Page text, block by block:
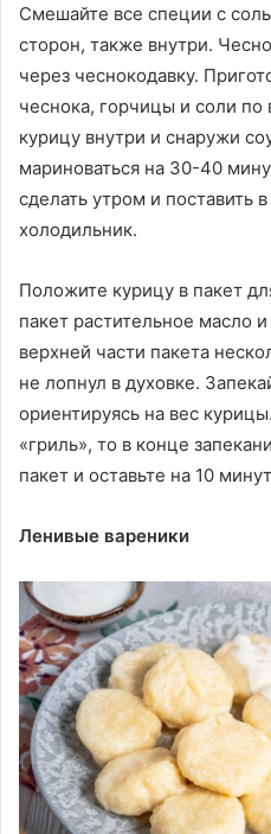
Смешайте все специи с
сторон, также внутри.
через чеснокодавку.
чеснока, горчицы и соли по
курицу внутри и снаружи
мариноваться на 30-40
сделать утром и поставить
холодильник.
Положите курицу в пакет
пакет растительное масло
верхней части пакета
не лопнул в духовке.
ориентируясь на вес
«гриль», то в конце
пакет и оставьте на 10
Ленивые вареники